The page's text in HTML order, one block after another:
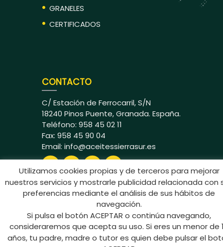
GRANELES
CERTIFICADOS
CONTACTO
C/ Estación de Ferrocarril, S/N
18240 Pinos Puente, Granada. España.
Teléfono: 958 45 02 11
Fax: 958 45 90 04
Email: info@aceitessierrasur.es
Aceites Sierra Sur © 2024 Todos los
derechos reservados
Utilizamos cookies propias y de terceros para mejorar
nuestros servicios y mostrarle publicidad relacionada con
preferencias mediante el análisis de sus hábitos de
navegación.
Si pulsa el botón ACEPTAR o continúa navegando,
consideraremos que acepta su uso. Si eres un menor de
años, tu padre, madre o tutor es quien debe pulsar el